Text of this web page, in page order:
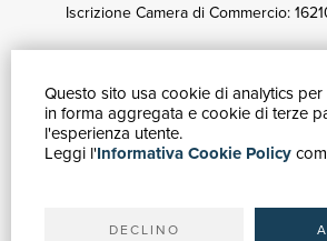
Questo sito usa cookie di analytics
in forma aggregata e cookie di terze
l'esperienza utente.
Leggi l'Informativa Cookie Policy
DECLINO
Iscrizione Camera di Commercio:
GUIDA ACQUISTI
Catalogo
Ricerca avanzata
Spedizioni